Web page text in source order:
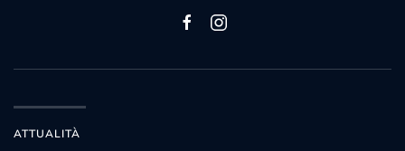
ATTUALITÀ